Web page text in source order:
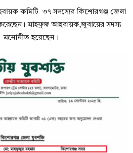
কমিটি ৩৭ সদস্যের কিশোরগঞ্জ জেলা
মাহফুজ আহবায়ক,জুবায়ের সদস্য
হয়েছেন।